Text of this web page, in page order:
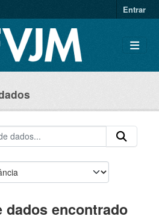
Entrar
dados encontrado